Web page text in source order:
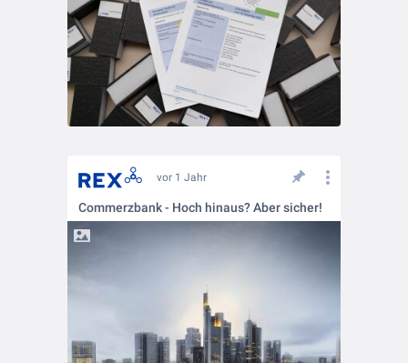
vor 1 Jahr
Commerzbank - Hoch hinaus? Aber sicher!